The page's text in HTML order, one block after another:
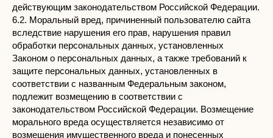
действующим законодательством Российской Федерации.
6.2. Моральный вред, причиненный пользователю сайта
вследствие нарушения его прав, нарушения правил
обработки персональных данных, установленных
Законом о персональных данных, а также требований к
защите персональных данных, установленных в
соответствии с названным Федеральным законом,
подлежит возмещению в соответствии с
законодательством Российской Федерации. Возмещение
морального вреда осуществляется независимо от
возмещения имущественного вреда и понесенных